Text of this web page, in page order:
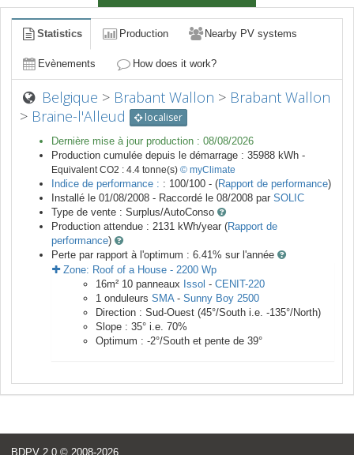
Statistics Production Nearby PV systems
Evènements How does it work?
Belgique > Brabant Wallon > Brabant Wallon
> Braine-l'Alleud localiser
Dernière mise à jour production : 08/08/2026
Production cumulée depuis le démarrage : 35988 kWh -
Equivalent CO2 : 4.4 tonne(s) © myClimate
Indice de performance : : 100/100 - (Rapport de performance)
Installé le 01/08/2008 - Raccordé le 08/2008 par SOLIC
Type de vente : Surplus/AutoConso
Production attendue : 2131 kWh/year (Rapport de
performance)
Perte par rapport à l'optimum : 6.41% sur l'année
Zone: Roof of a House - 2200 Wp
16m² 10 panneaux Issol - CENIT-220
1 onduleurs SMA- Sunny Boy 2500
Direction : Sud-Ouest (45°/South i.e. -135°/North)
Slope : 35° i.e. 70%
Optimum : -2°/South et pente de 39°
BDPV 2.0 © 2008-2026